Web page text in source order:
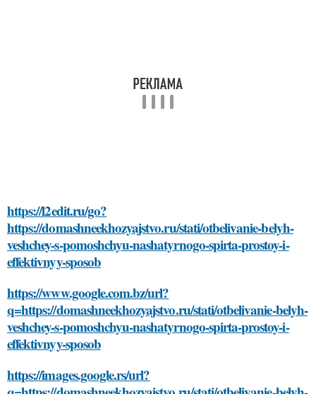
https://l2edit.ru/go?
https://domashneekhozyajstvo.ru/stati/otbelivanie-belyh-
veshchey-s-pomoshchyu-nashatyrnogo-spirta-prostoy-i-
effektivnyy-sposob
https://www.google.com.bz/url?
q=https://domashneekhozyajstvo.ru/stati/otbelivanie-belyh-
veshchey-s-pomoshchyu-nashatyrnogo-spirta-prostoy-i-
effektivnyy-sposob
https://images.google.rs/url?